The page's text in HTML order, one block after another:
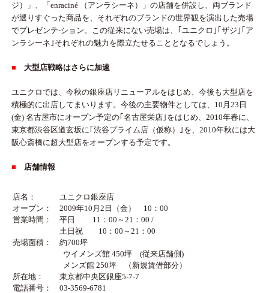
ジ）」、「enraciné （アンラシーネ）」の店舗を併設し、両ブランド
が選りすぐった商品を、それぞれのブランドの世界観を演出した売場
でプレゼンテ-ション。この従来にない売場は、｢ユニクロ｣｢ザジ｣｢ア
ンラシーネ｣それぞれの魅力を際立たせることとなるでしょう。
■ 大型店戦略はさらに加速
ユニクロでは、今秋の銀座店リニューアルをはじめ、今後も大型店を
積極的に出店してまいります。今後の主要物件としては、10月23日
(金) 名古屋市にオープン予定の｢名古屋栄店｣をはじめ、2010年春に、
東京都渋谷区道玄坂に｢渋谷プライム店（仮称）｣を、2010年秋には大
阪心斎橋に超大型店をオープンする予定です。
■ 店舗情報
店名：
ユニクロ銀座店
オープン：
2009年10月2日（金） 10：00
営業時間：
平日 11：00～21：00 /
土日祝 10：00～21：00
売場面積：
約700坪
ウイメンズ館 450坪 (従来店舗側)
メンズ館 250坪 （新規賃借部分）
所在地：
東京都中央区銀座5-7-7
電話番号：
03-3569-6781